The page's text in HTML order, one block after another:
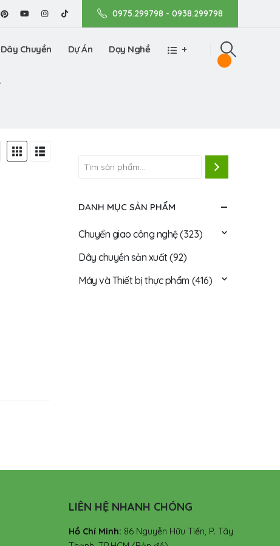
0975.299798 - 0938.299798
Dây Chuyền Dự Án Dạy Nghề +
DANH MỤC SẢN PHẨM
Chuyển giao công nghệ(323)
Dây chuyền sản xuất(92)
Máy và Thiết bị thực phẩm (416)
LIÊN HỆ NHANH CHÓNG
Hồ Chí Minh: 86 Nguyễn Hữu Tiến, P. Tây